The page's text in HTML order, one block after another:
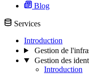
Blog
Services
Introduction
Gestion de
Gestion des
Introduction